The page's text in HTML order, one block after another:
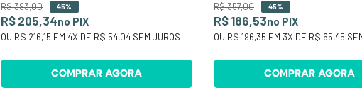
R$393,00 45%
R$ 205,34no PIX
OU R$ 216,15 EM 4X DE R$ 54,04 SEM JUROS
COMPRAR AGORA
R$357,00 45%
R$ 186,53no PIX
OU R$ 196,35 EM 3X DE R$ 65,45
COMPRAR AGORA